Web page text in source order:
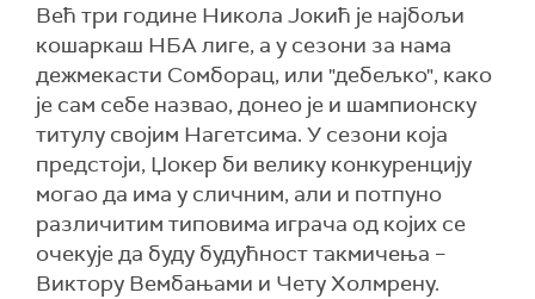
Већ три године Никола Јокић је најбољи
кошаркаш НБА лиге, а у сезони за нама
дежмекасти Сомборац, или "дебељко", како
је сам себе назвао, донео је и шампионску
титулу својим Нагетсима. У сезони која
предстоји, Џокер би велику конкуренцију
могао да има у сличним, али и потпуно
различитим типовима играча од којих се
очекује да буду будућност такмичења –
Виктору Вембањами и Чету Холмрену.